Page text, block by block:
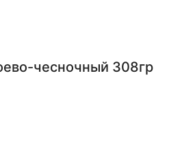
чесночный 308гр